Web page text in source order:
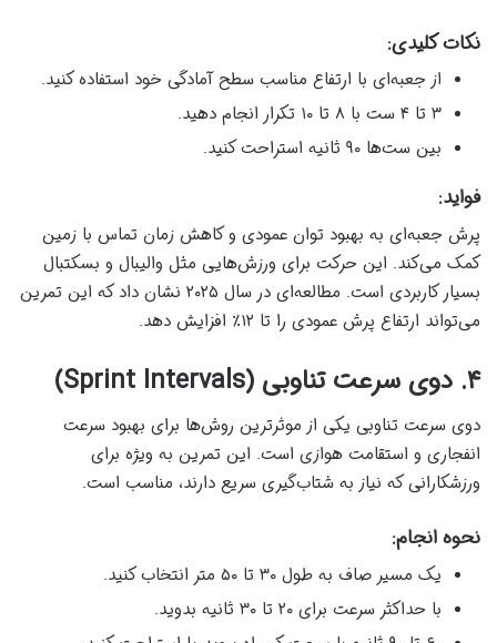
نکات کلیدی:
از جعبه‌ای با ارتفاع مناسب سطح آمادگی خود استفاده کنید.
۳ تا ۴ ست با ۸ تا ۱۰ تکرار انجام دهید.
بین ست‌ها ۹۰ ثانیه استراحت کنید.
فواید:
پرش جعبه‌ای به بهبود توان عمودی و کاهش زمان تماس با زمین
کمک می‌کند. این حرکت برای ورزش‌هایی مثل والیبال و بسکتبال
بسیار کاربردی است. مطالعه‌ای در سال ۲۰۲۵ نشان داد که این تمرین
می‌تواند ارتفاع پرش عمودی را تا ۱۲٪ افزایش دهد.
۴. دوی سرعت تناوبی (Sprint Intervals)
دوی سرعت تناوبی یکی از موثرترین روش‌ها برای بهبود سرعت
انفجاری و استقامت هوازی است. این تمرین به ویژه برای
ورزشکارانی که نیاز به شتاب‌گیری سریع دارند، مناسب است.
نحوه انجام:
یک مسیر صاف به طول ۳۰ تا ۵۰ متر انتخاب کنید.
با حداکثر سرعت برای ۲۰ تا ۳۰ ثانیه بدوید.